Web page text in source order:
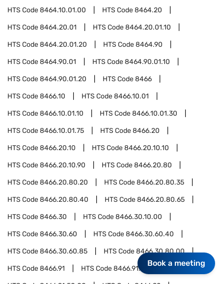
HTS Code8464.10.01.00 HTS Code8464.20
HTS Code8464.20.01 HTS Code8464.20.01.10
HTS Code8464.20.01.20 HTS Code8464.90
HTS Code8464.90.01 HTS Code8464.90.01.10
HTS Code8464.90.01.20 HTS Code8466
HTS Code8466.10 HTS Code8466.10.01
HTS Code8466.10.01.10 HTS Code8466.10.01.30
HTS Code8466.10.01.75 HTS Code8466.20
HTS Code8466.20.10 HTS Code8466.20.10.10
HTS Code8466.20.10.90 HTS Code8466.20.80
HTS Code8466.20.80.20 HTS Code8466.20.80.35
HTS Code8466.20.80.40 HTS Code8466.20.80.65
HTS Code8466.30 HTS Code8466.30.10.00
HTS Code8466.30.60 HTS Code8466.30.60.40
HTS Code8466.30.60.85 HTS Code8466.30.80.00
HTS Code8466.91 HTS Code8466.91.10.00
Book a meeting